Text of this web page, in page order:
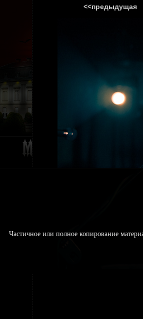
<<предыдущая
Частичное или полное копирование